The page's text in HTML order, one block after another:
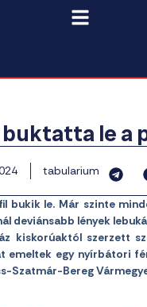
buktatta le a
tabularium
bukik le. Már szinte
deviánsabb lények
kiskorúaktól szerzett
emeltek egy nyírbátori
Szatmár-Bereg